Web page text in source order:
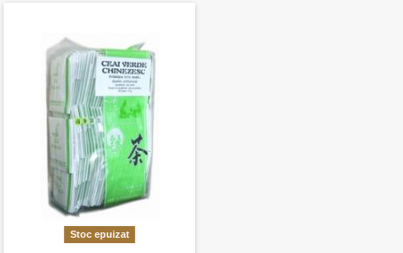
Stoc epuizat